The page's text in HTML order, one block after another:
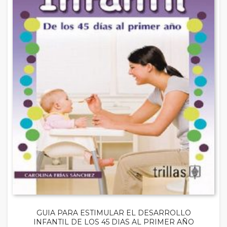
GUIA PARA ESTIMULAR EL DESARROLLO
INFANTIL DE LOS 45 DIAS AL PRIMER AÑO